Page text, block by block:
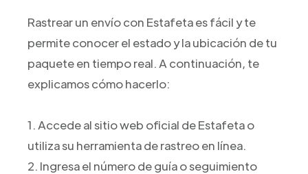
Rastrear un envío con Estafeta es fácil y te
permite conocer el estado y la ubicación de tu
paquete en tiempo real. A continuación, te
explicamos cómo hacerlo:
1. Accede al sitio web oficial de Estafeta o
utiliza su herramienta de rastreo en línea.
2. Ingresa el número de guía o seguimiento